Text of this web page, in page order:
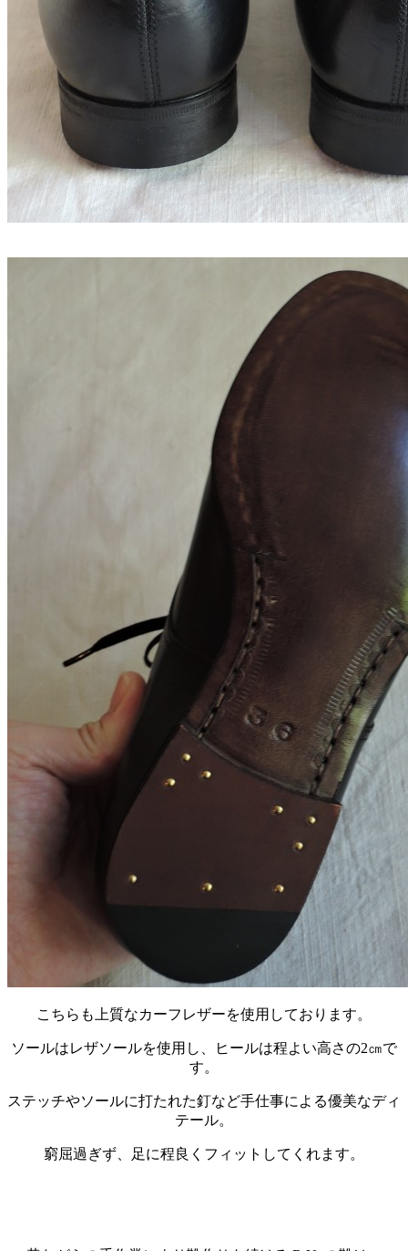
こちらも上質なカーフレザーを使用しております。
ソールはレザソールを使用し、ヒールは程よい高さの2㎝で
す。
ステッチやソールに打たれた釘など手仕事による優美なディ
テール。
窮屈過ぎず、足に程良くフィットしてくれます。